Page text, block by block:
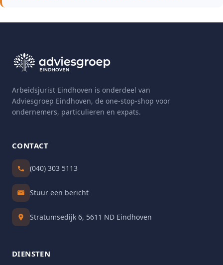
Arbeidsjurist Eindhoven is onderdeel van
Adviesgroep Eindhoven, de one-stop-shop voor
ondernemers, particulieren en expats.
CONTACT
(040) 303 5113
Stuur een bericht
Stratumsedijk 6, 5611 ND Eindhoven
DIENSTEN